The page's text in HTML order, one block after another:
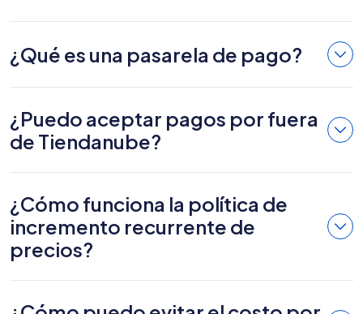
¿Qué es una pasarela de pago?
¿Puedo aceptar pagos por fuera
de Tiendanube?
¿Cómo funciona la política de
incremento recurrente de
precios?